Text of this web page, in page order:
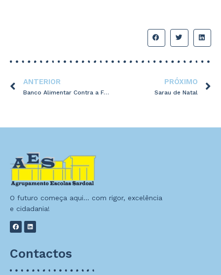
ANTERIOR
Banco Alimentar Contra a Fome – Nov 2019
PRÓXIMO
Sarau de Natal
O futuro começa aqui… com rigor, excelência
e cidadania!
Contactos